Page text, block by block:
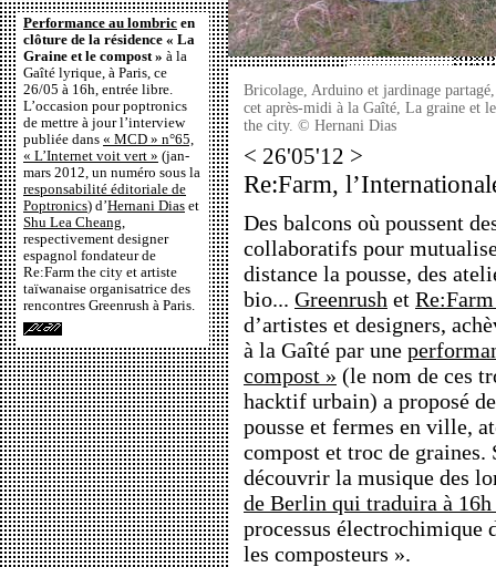
Performance au lombric en
clôture de la résidence « La
Graine et le compost » à la
Gaîté lyrique, à Paris, ce
26/05 à 16h, entrée libre.
L’occasion pour poptronics
de mettre à jour l’interview
publiée dans « MCD » n°65,
« L’Internet voit vert » (jan-
mars 2012, un numéro sous la
responsabilité éditoriale de
Poptronics) d’Hernani Dias et
Shu Lea Cheang,
respectivement designer
espagnol fondateur de
Re:Farm the city et artiste
taïwanaise organisatrice des
rencontres Greenrush à Paris.
Bricolage, Arduino et jardinage
cet après-midi à la Gaîté, La graine et
the city. © Hernani Dias
< 26'05'12 >
Re:Farm,
Des balcons où poussent
collaboratifs pour
distance la pousse, des
bio... Greenrush et
d’artistes et designers,
à la Gaîté par une
compost » (le nom de ces
hacktif urbain) a proposé
pousse et fermes en ville,
compost et troc de
découvrir la musique des
de Berlin qui traduira à 16h
processus électrochimique
les composteurs ».